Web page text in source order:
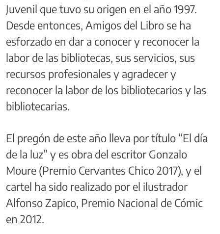
Juvenil que tuvo su origen en el año 1997.
Desde entonces, Amigos del Libro se ha
esforzado en dar a conocer y reconocer la
labor de las bibliotecas, sus servicios, sus
recursos profesionales y agradecer y
reconocer la labor de los bibliotecarios y las
bibliotecarias.
El pregón de este año lleva por título “El día
de la luz” y es obra del escritor Gonzalo
Moure (Premio Cervantes Chico 2017), y el
cartel ha sido realizado por el ilustrador
Alfonso Zapico, Premio Nacional de Cómic
en 2012.